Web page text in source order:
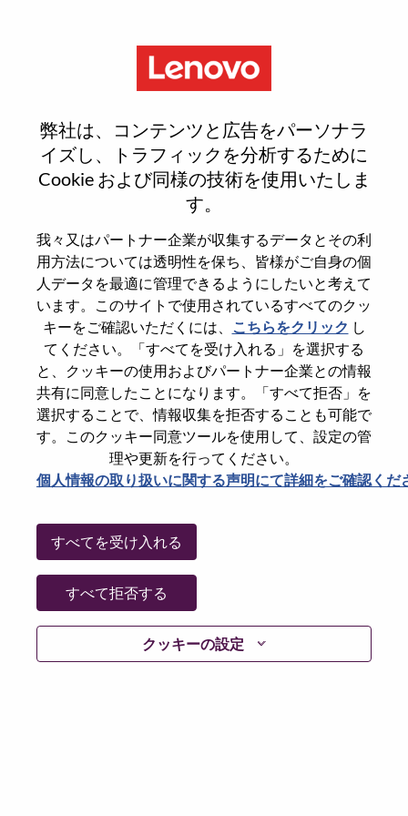
弊社は、コンテンツと広告をパーソナラ
イズし、トラフィックを分析するために
Cookie および同様の技術を使用いたしま
す。
我々又はパートナー企業が収集するデータとその利
用方法については透明性を保ち、皆様がご自身の個
人データを最適に管理できるようにしたいと考えて
います。このサイトで使用されているすべてのクッ
キーをご確認いただくには、
こちらをクリック し
てください。「すべてを受け入れる」を選択する
と、クッキーの使用およびパートナー企業との情報
共有に同意したことになります。「すべて拒否」を
選択することで、情報収集を拒否することも可能で
す。このクッキー同意ツールを使用して、設定の管
理や更新を行ってください。
個人情報の取り扱いに関する声明にて詳細をご確認くだ
クッキーの設定
すべてを受け入れる
すべて拒否する
Reset password
本当にパスワードをリセットします
Enter the email address associated with your
account, then click "Continue".
パスワードをリセットするためにリンクを
emailに送ります
パスワードをリセットください
E-mail*
Go Back
Lenovo.com